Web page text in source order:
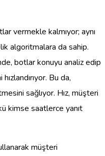
vermekle kalmıyor; aynı
algoritmalara da sahip.
botlar konuyu analiz edip
Bu da,
sağlıyor. Hız, müşteri
kimse saatlerce yanıt
müşteri